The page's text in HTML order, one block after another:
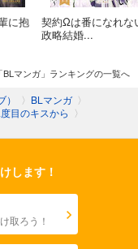
に抱
契約Ωは番になれな
政略結婚...
「BLマンガ」ランキングの一覧へ
〉 BLマンガ 〉
目のキスから 〉
します！
取ろう！